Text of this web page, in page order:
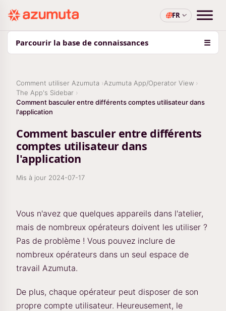
FR
Parcourir la base de connaissances ☰
Comment utiliser Azumuta
Azumuta App/Operator View
The App's Sidebar
Comment basculer entre différents comptes utilisateur dans
l'application
Comment basculer entre différents
comptes utilisateur dans
l'application
Mis à jour 2024-07-17
Vous n'avez que quelques appareils dans l'atelier,
mais de nombreux opérateurs doivent les utiliser ?
Pas de problème ! Vous pouvez inclure de
nombreux opérateurs dans un seul espace de
travail Azumuta.
De plus, chaque opérateur peut disposer de son
propre compte utilisateur. Heureusement, le